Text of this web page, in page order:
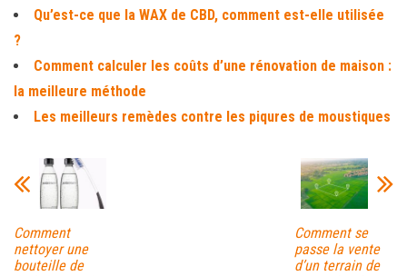
Qu’est-ce que la WAX de CBD, comment est-elle utilisée
?
Comment calculer les coûts d’une rénovation de maison :
la meilleure méthode
Les meilleurs remèdes contre les piqures de moustiques
Comment
nettoyer une
bouteille de
Comment se
passe la vente
d’un terrain de